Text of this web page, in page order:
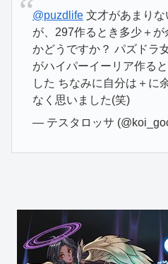
@puzdlife文才があまりな
が、297作るとき多少＋
かどうですか？ パズドラ
がハイパーイーリア作る
した ちなみに自分は＋に
なく思いました(笑)
— テスタロッサ